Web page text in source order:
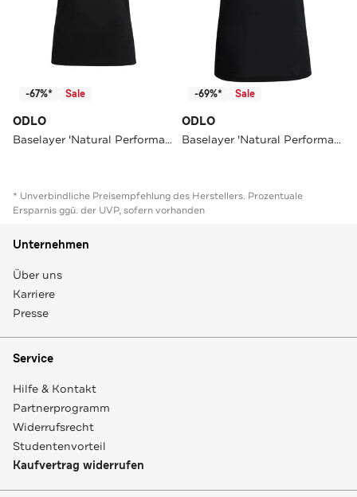
-67%* Sale
ODLO
Baselayer 'Natural Performance' schwarz
-69%* Sale
ODLO
Baselayer 'Natural Performance' schwarz
* Unverbindliche Preisempfehlung des Herstellers. Prozentuale
Ersparnis ggü. der UVP, sofern vorhanden
Unternehmen
Über uns
Karriere
Presse
Service
Hilfe & Kontakt
Partnerprogramm
Widerrufsrecht
Studentenvorteil
Kaufvertrag widerrufen